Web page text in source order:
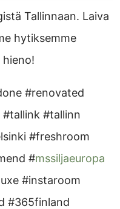
Tallinnaan. Laiva
hytiksemme
#renovated
#tallink #tallinn
#freshroom
#mssiljaeuropa
#instaroom
#365finland